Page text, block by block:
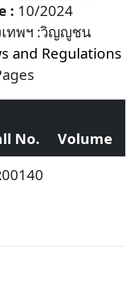
: 10/2024
เทพฯ :วิญญูชน
and Regulations
No. Volume